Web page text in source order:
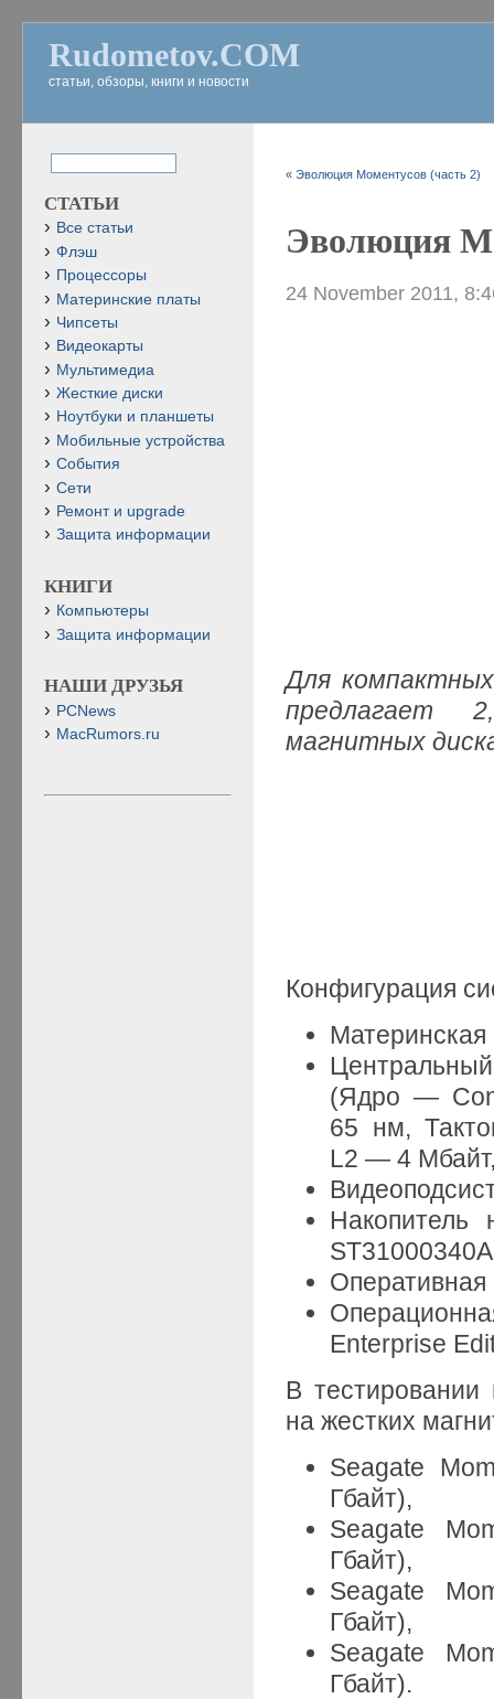
Rudometov.COM
статьи, обзоры, книги и новости
«Эволюция Моментусов (часть 2)
Эволюция
24 November 2011,
Для
предлагает
магнитных
Конфигурация
(Ядро —
65 нм,
L2 — 4
Enterprise
В
на жестких
Seagate
Гбайт),
Seagate
Гбайт),
Seagate
Гбайт),
Seagate
Гбайт).
СТАТЬИ
Все статьи
Флэш
Процессоры
Материнские платы
Чипсеты
Видеокарты
Мультимедиа
Жесткие диски
Ноутбуки и планшеты
Мобильные устройства
События
Сети
Ремонт и upgrade
Защита информации
КНИГИ
Компьютеры
Защита информации
НАШИ ДРУЗЬЯ
PCNews
MacRumors.ru